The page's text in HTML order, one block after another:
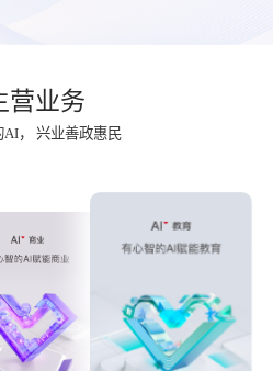
营业务
AI， 兴业善政惠民